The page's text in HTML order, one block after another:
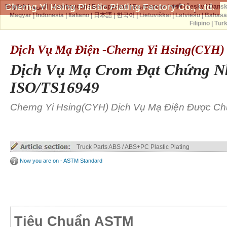
Cherng Yi Hsing Plastic Plating Factory Co., Ltd.
Dịch Vụ Mạ Điện -Cherng Yi Hsing(CYH)
Dịch Vụ Mạ Crom Đạt Chứng
ISO/TS16949
Cherng Yi Hsing(CYH) Dịch Vụ Mạ Điện Được
Truck Parts ABS / ABS+PC Plastic Plating
Now you are on - ASTM Standard
Tiêu Chuẩn ASTM
English|العربية |Azərbaycan|Беларуская|Български|বাঙ্গালী|česky|
Magyar|Indonesia|Italiano|日本語|한국어|Lietuviškai|Latviešu|
Filipino|